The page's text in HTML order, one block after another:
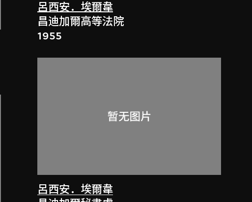
呂西安．埃爾韋
昌迪加爾高等法院
1955
呂西安．埃爾韋